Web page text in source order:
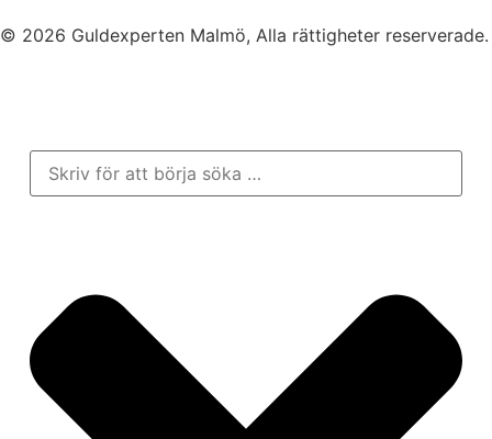
© 2026 Guldexperten Malmö, Alla rättigheter reserverade.